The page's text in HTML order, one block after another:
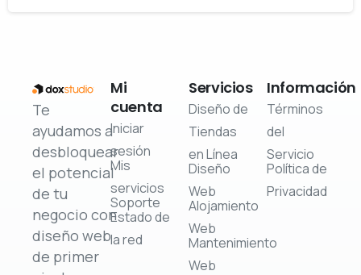
Mi
cuenta
Iniciar
sesión
Mis
servicios
Soporte
Estado de
la red
Servicios
Diseño de
Tiendas
en Línea
Diseño
Web
Alojamiento
Web
Mantenimiento
Web
Información
Términos
del
Servicio
Política de
Privacidad